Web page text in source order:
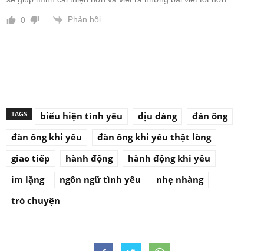
0 Phản hồi
TAGS biểu hiện tình yêu dịu dàng
đàn ông
đàn ông khi yêu
đàn ông khi yêu thật lòng
giao tiếp
hành động
hành động khi yêu
im lặng
ngôn ngữ tình yêu
nhẹ nhàng
trò chuyện